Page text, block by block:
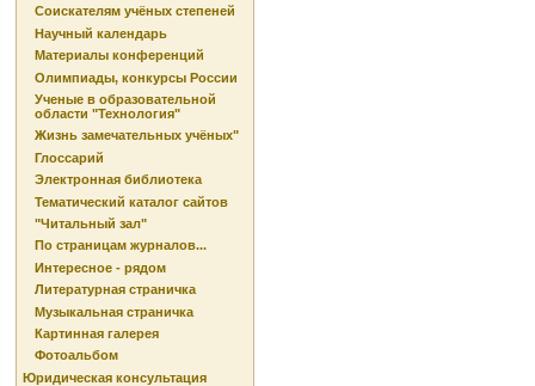
Соискателям учёных степеней
Научный календарь
Материалы конференций
Олимпиады, конкурсы России
Ученые в образовательной
области "Технология"
Жизнь замечательных учёных"
Глоссарий
Электронная библиотека
Тематический каталог сайтов
"Читальный зал"
По страницам журналов...
Интересное - рядом
Литературная страничка
Музыкальная страничка
Картинная галерея
Фотоальбом
Юридическая консультация